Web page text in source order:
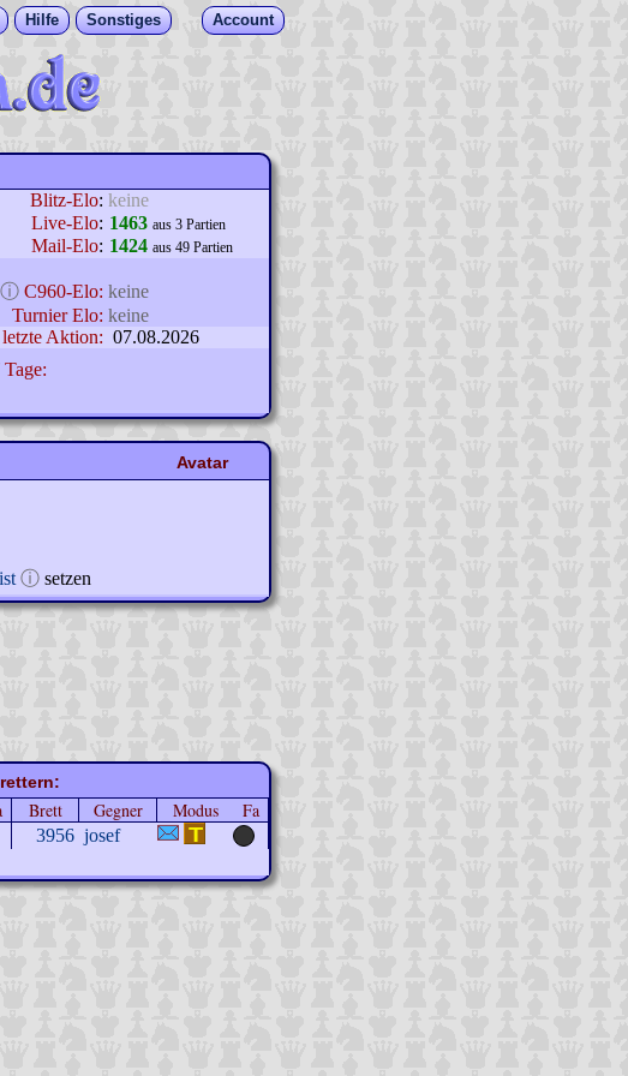
Hilfe Sonstiges Account
Blitz-Elo: keine
Live-Elo: 1463 aus 3 Partien
Mail-Elo: 1424 aus 49 Partien
ⓘ C960-Elo: keine
Turnier Elo: keine
letzte Aktion: 07.08.2026
Avatar
ⓘ setzen
Brett Gegner Modus Fa
3956 josef